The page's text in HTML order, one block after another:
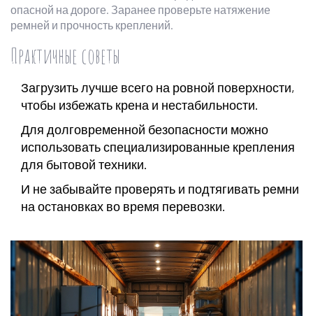
опасной на дороге. Заранее проверьте натяжение
ремней и прочность креплений.
Практичные советы
Загрузить лучше всего на ровной поверхности,
чтобы избежать крена и нестабильности.
Для долговременной безопасности можно
использовать специализированные крепления
для бытовой техники.
И не забывайте проверять и подтягивать ремни
на остановках во время перевозки.